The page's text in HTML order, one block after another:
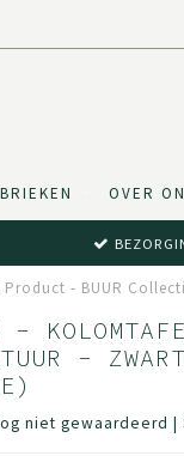
OVER
- BUUR
-
-
niet gewaardeerd |